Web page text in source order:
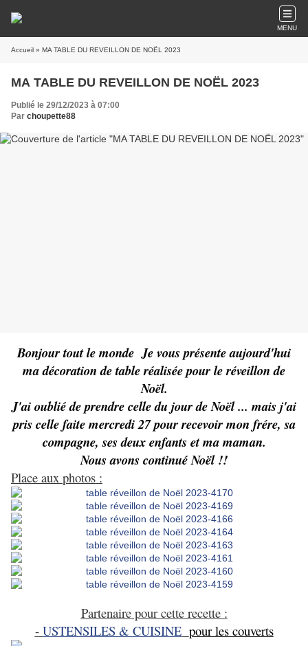
MENU
Accueil » MA TABLE DU REVEILLON DE NOËL 2023
MA TABLE DU REVEILLON DE NOËL 2023
Publié le 29/12/2023 à 07:00
Par choupette88
Bonjour tout le monde Je vous présente aujourd'hui
ma décoration de table réalisée pour le réveillon de
Noël.
J'ai oublié de prendre celle du jour de Noël ... mais j'ai
pris celle faite mercredi 27 pour recevoir mon frére, sa
compagne, ses deux enfants et ma maman.
Nous avons continué Noël !!
Place aux photos :
Partenaire pour cette recette :
- USTENSILES & CUISINE pour les couverts